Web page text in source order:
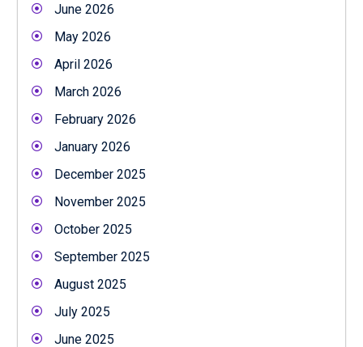
June 2026
May 2026
April 2026
March 2026
February 2026
January 2026
December 2025
November 2025
October 2025
September 2025
August 2025
July 2025
June 2025